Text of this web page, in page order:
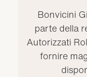
Bonvicini
parte della
Autorizzati
fornire